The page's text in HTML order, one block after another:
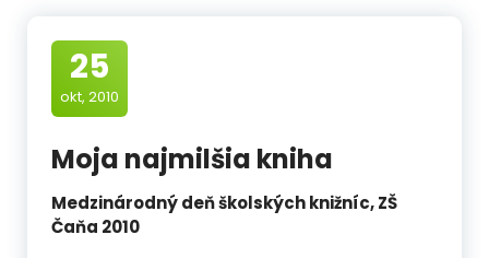
25
okt, 2010
Moja najmilšia kniha
Medzinárodný deň školských knižníc, ZŠ
Čaňa 2010